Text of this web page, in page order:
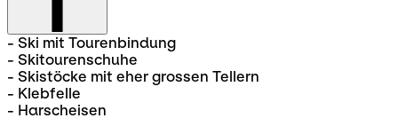
- Ski mit Tourenbindung
- Skitourenschuhe
- Skistöcke mit eher grossen Tellern
- Klebfelle
- Harscheisen